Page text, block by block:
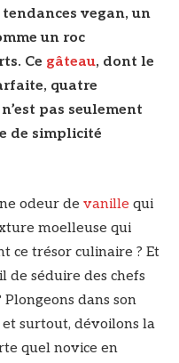
vegan, un
un roc
Ce gâteau, dont le
quatre
pas seulement
de simplicité
odeur de vanille qui
moelleuse qui
ce trésor culinaire ? Et
de séduire des chefs
dans son
et surtout, dévoilons la
quel novice en